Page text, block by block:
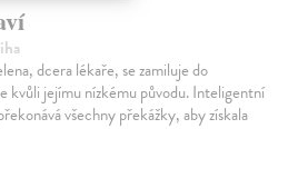
dcera lékaře, se zamiluje do
kvůli jejímu nízkému původu. Inteligentní
všechny překážky, aby získala